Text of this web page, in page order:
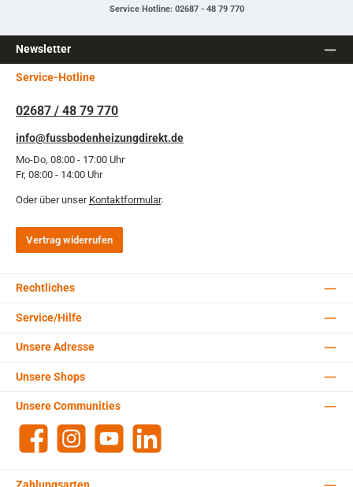
Service Hotline: 02687 - 48 79 770
Newsletter
Service-Hotline
02687 / 48 79 770
info@fussbodenheizungdirekt.de
Mo-Do, 08:00 - 17:00 Uhr
Fr, 08:00 - 14:00 Uhr
Oder über unser Kontaktformular.
Vertrag widerrufen
Rechtliches
Service/Hilfe
Unsere Adresse
Unsere Communities
Facebook Instagram YouTube LinkedIn
Unsere Shops